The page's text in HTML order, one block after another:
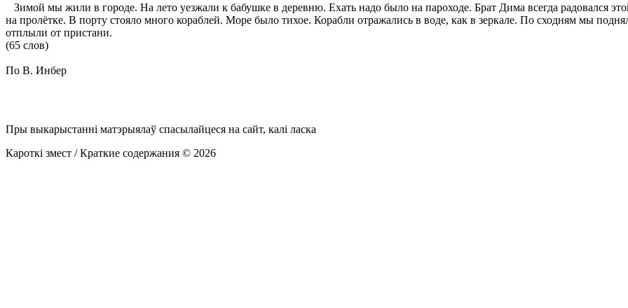
Зимой мы жили в городе. На лето уезжали к бабушке в деревню. Ехать надо было на пароходе. Брат Дима всегда радовался
на пролётке. В порту стояло много кораблей. Море было тихое. Корабли отражались в воде, как в зеркале. По сходням мы
отплыли от пристани.
(65 слов)
По В. Инбер
Пры выкарыстанні матэрыялаў спасылайцеся на сайт, калі ласка
Кароткі змест / Краткие содержания © 2026